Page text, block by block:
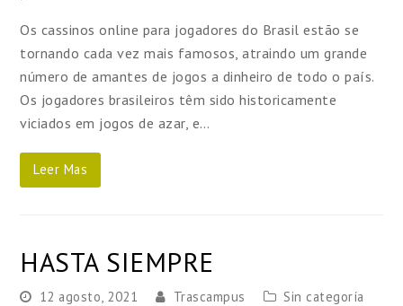
Os cassinos online para jogadores do Brasil estão se
tornando cada vez mais famosos, atraindo um grande
número de amantes de jogos a dinheiro de todo o país.
Os jogadores brasileiros têm sido historicamente
viciados em jogos de azar, e…
Leer Mas
HASTA SIEMPRE
12 agosto, 2021 Trascampus
Sin categoría